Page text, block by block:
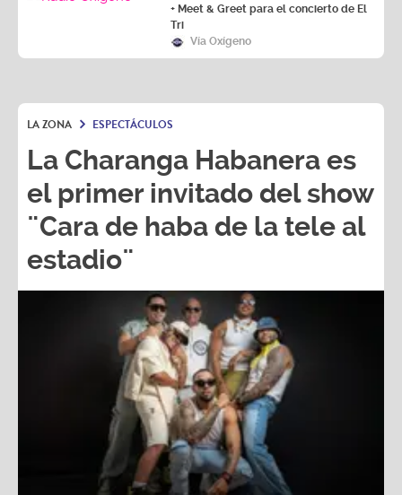
+ Meet & Greet para el concierto de El
Tri
Vía Oxígeno
LA ZONA ESPECTÁCULOS
La Charanga Habanera es
el primer invitado del show
¨Cara de haba de la tele al
estadio¨